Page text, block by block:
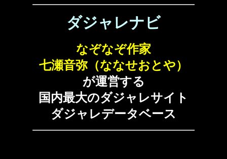
ダジャレナビ
なぞなぞ作家
七瀬音弥（ななせおとや）
が運営する
国内最大のダジャレサイト
ダジャレデータベース